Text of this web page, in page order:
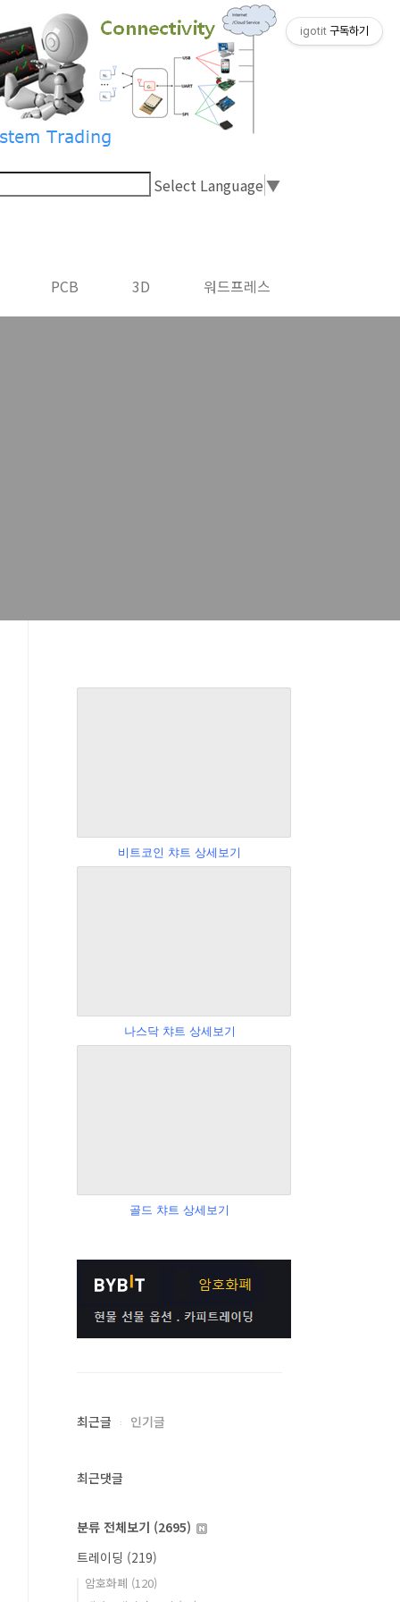
Select Language▼
PCB 3D 워드프레스
비트코인 챠트 상세보기
나스닥 챠트 상세보기
골드 챠트 상세보기
최근글 인기글
최근댓글
분류 전체보기 (2695)
트레이딩 (219)
암호화폐 (120)
igotit 구독하기